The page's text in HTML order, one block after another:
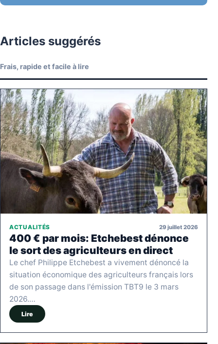
Articles suggérés
Frais, rapide et facile à lire
ACTUALITÉS 29 juillet 2026
400 € par mois: Etchebest dénonce
le sort des agriculteurs en direct
Le chef Philippe Etchebest a vivement dénoncé la
situation économique des agriculteurs français lors
de son passage dans l'émission TBT9 le 3 mars
2026.…
Lire